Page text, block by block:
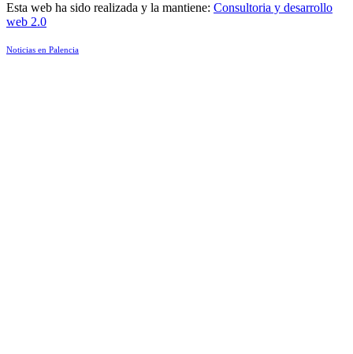
Esta web ha sido realizada y la mantiene: Consultoria y desarrollo
web 2.0
Noticias en Palencia